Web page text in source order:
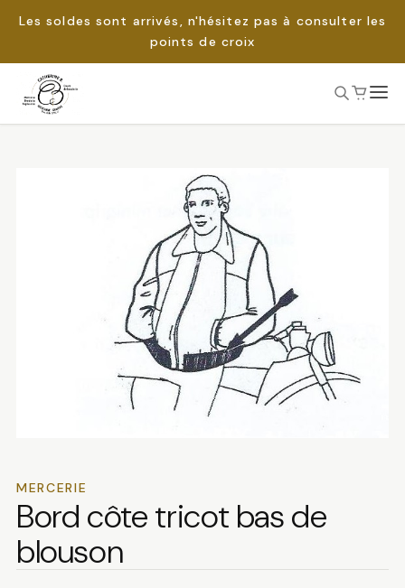
Les soldes sont arrivés, n'hésitez pas à consulter les
points de croix
Passer
MERCERIE
Bord côte tricot bas de
blouson